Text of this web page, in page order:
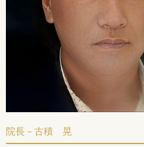
院長－古積 晃